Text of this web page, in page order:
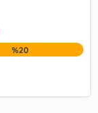
%20